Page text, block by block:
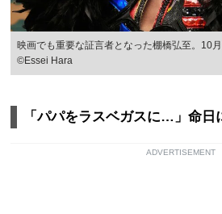
映画でも重要な証言者となった棚橋弘至。10
©Essei Hara
「パパをラスベガスに…」命日
ADVERTISEMENT